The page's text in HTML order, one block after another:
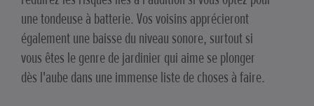
une tondeuse à batterie. Vos voisins apprécieront
également une baisse du niveau sonore, surtout si
vous êtes le genre de jardinier qui aime se plonger
dès l'aube dans une immense liste de choses à faire.